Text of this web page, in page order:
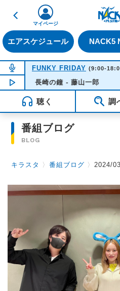
戻る
エアスケジュール NACK5
マイページ
NOW ON AIR
FUNKY FRIDAY (9:00-
NOW PLAYING14:21
長崎の鐘 - 藤山一郎
聴く 調
番組ブログ
BLOG
キラスタ 〉番組ブログ 〉2024/